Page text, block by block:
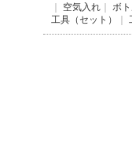
空気入れ ボ
工具（セット）